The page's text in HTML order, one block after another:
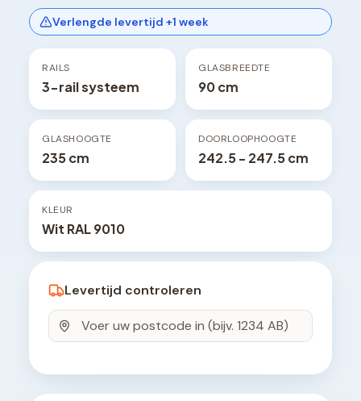
Verlengde levertijd +1 week
RAILS
3-rail systeem
GLASBREEDTE
90 cm
GLASHOOGTE
235 cm
DOORLOOPHOOGTE
242.5 - 247.5 cm
KLEUR
Wit RAL 9010
Levertijd controleren